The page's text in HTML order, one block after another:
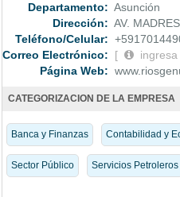
Departamento: Asunción
Dirección: AV.
Teléfono/Celular:
Correo Electrónico:
[
Página Web:
CATEGORIZACION DE LA EMPRESA
Banca y Finanzas Contabilidad y
Sector Público Servicios Petroleros